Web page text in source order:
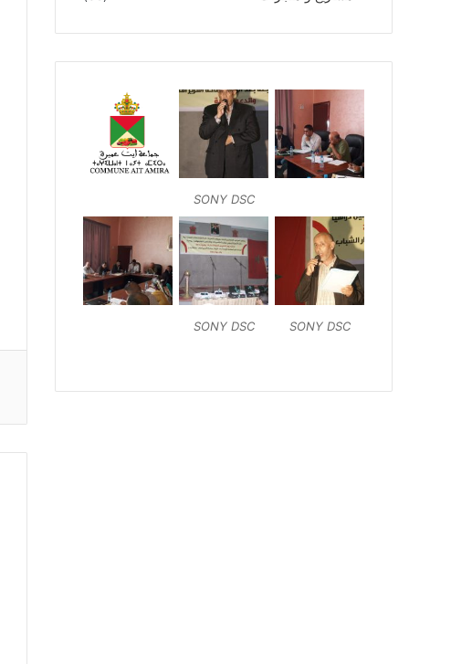
SONY DSC
SONY DSC
SONY DSC